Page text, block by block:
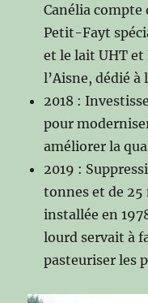
Canélia
Petit-Fayt
et le lait UHT
l’Aisne, dédié
2018 :
pour
améliorer la
2019 :
tonnes et de 25
installée en
lourd servait à
pasteuriser les